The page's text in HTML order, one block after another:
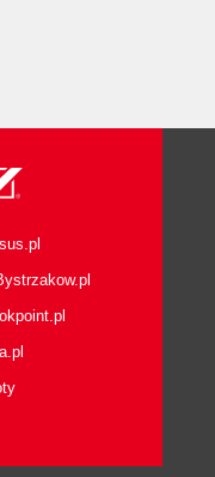
Principle
Using a Client
A and HAS-A
Patterns